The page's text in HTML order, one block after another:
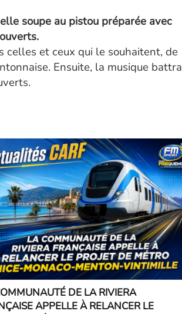
soupe au pistou préparée avec
celles et ceux qui le souhaitent, de
Ensuite, la musique battra
DE LA RIVIERA
APPELLE À RELANCER LE